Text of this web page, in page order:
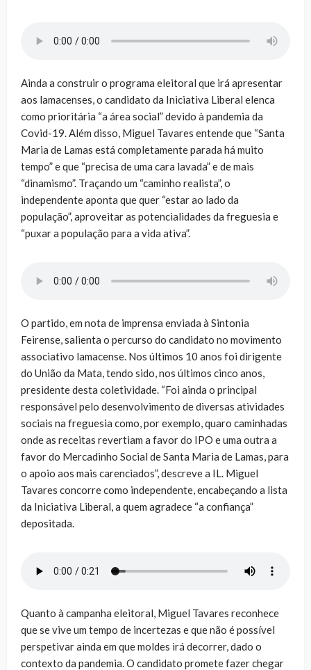
Ainda a construir o programa eleitoral que irá apresentar
aos lamacenses, o candidato da Iniciativa Liberal elenca
como prioritária “a área social” devido à pandemia da
Covid-19. Além disso, Miguel Tavares entende que “Santa
Maria de Lamas está completamente parada há muito
tempo” e que “precisa de uma cara lavada” e de mais
“dinamismo”. Traçando um “caminho realista”, o
independente aponta que quer “estar ao lado da
população”, aproveitar as potencialidades da freguesia e
“puxar a população para a vida ativa”.
O partido, em nota de imprensa enviada à Sintonia
Feirense, salienta o percurso do candidato no movimento
associativo lamacense. Nos últimos 10 anos foi dirigente
do União da Mata, tendo sido, nos últimos cinco anos,
presidente desta coletividade. “Foi ainda o principal
responsável pelo desenvolvimento de diversas atividades
sociais na freguesia como, por exemplo, quaro caminhadas
onde as receitas revertiam a favor do IPO e uma outra a
favor do Mercadinho Social de Santa Maria de Lamas, para
o apoio aos mais carenciados”, descreve a IL. Miguel
Tavares concorre como independente, encabeçando a lista
da Iniciativa Liberal, a quem agradece “a confiança”
depositada.
Quanto à campanha eleitoral, Miguel Tavares reconhece
que se vive um tempo de incertezas e que não é possível
perspetivar ainda em que moldes irá decorrer, dado o
contexto da pandemia. O candidato promete fazer chegar